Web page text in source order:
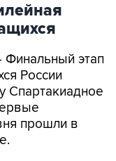
Финальный этап
России
Спартакиадное
прошли в